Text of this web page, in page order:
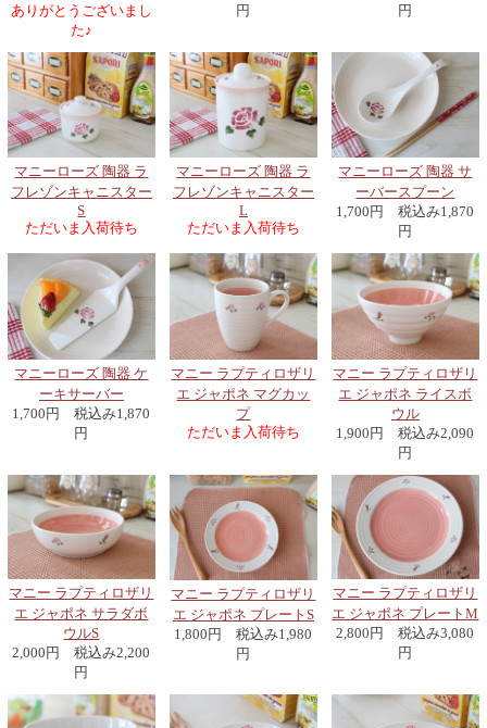
ありがとうございまし
た♪
円
円
マニーローズ 陶器 ラ
フレゾンキャニスター
S
ただいま入荷待ち
マニーローズ 陶器 ラ
フレゾンキャニスター
L
ただいま入荷待ち
マニーローズ 陶器 サ
ーバースプーン
1,700円 税込み1,870
円
マニーローズ 陶器 ケ
ーキサーバー
1,700円 税込み1,870
円
マニー ラプティロザリ
エ ジャポネ マグカッ
プ
ただいま入荷待ち
マニー ラプティロザリ
エ ジャポネ ライスボ
ウル
1,900円 税込み2,090
円
マニー ラプティロザリ
エ ジャポネ サラダボ
ウルS
2,000円 税込み2,200
円
マニー ラプティロザリ
エ ジャポネ プレートS
1,800円 税込み1,980
円
マニー ラプティロザリ
エ ジャポネ プレートM
2,800円 税込み3,080
円